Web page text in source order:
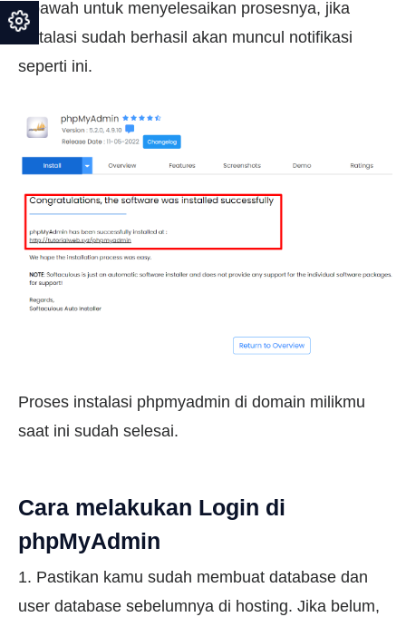
dibawah untuk menyelesaikan prosesnya, jika
instalasi sudah berhasil akan muncul notifikasi
seperti ini.
Proses instalasi phpmyadmin di domain milikmu
saat ini sudah selesai.
Cara melakukan Login di
phpMyAdmin
1. Pastikan kamu sudah membuat database dan
user database sebelumnya di hosting. Jika belum,